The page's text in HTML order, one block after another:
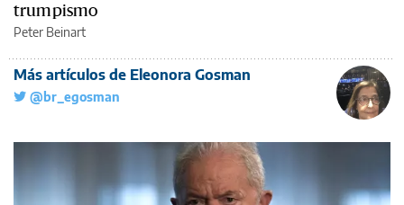
trumpismo
Peter Beinart
Más artículos de Eleonora Gosman
@br_egosman